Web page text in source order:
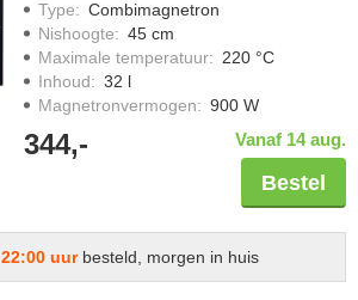
Type: Combimagnetron
Nishoogte: 45 cm
Maximale temperatuur: 220 °C
Inhoud: 32 l
Magnetronvermogen: 900 W
344,- Vanaf 14 aug.
Bestel
22:00 uurbesteld, morgen in huis